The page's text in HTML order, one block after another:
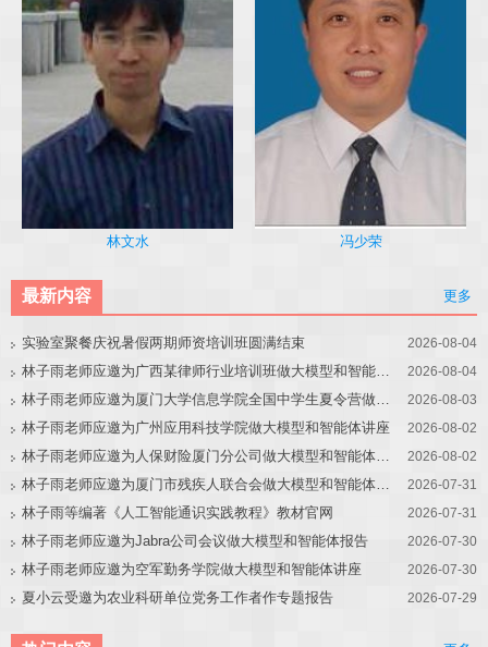
林文水 冯少荣
最新内容 更多
实验室聚餐庆祝暑假两期师资培训班圆满结束 2026-08-04
林子雨老师应邀为广西某律师行业培训班做大模型和智能体讲座 2026-08-04
林子雨老师应邀为厦门大学信息学院全国中学生夏令营做大模型讲座 2026-08-03
林子雨老师应邀为广州应用科技学院做大模型和智能体讲座 2026-08-02
林子雨老师应邀为人保财险厦门分公司做大模型和智能体讲座 2026-08-02
林子雨老师应邀为厦门市残疾人联合会做大模型和智能体讲座 2026-07-31
林子雨等编著《人工智能通识实践教程》教材官网 2026-07-31
林子雨老师应邀为Jabra公司会议做大模型和智能体报告 2026-07-30
林子雨老师应邀为空军勤务学院做大模型和智能体讲座 2026-07-30
夏小云受邀为农业科研单位党务工作者作专题报告 2026-07-29